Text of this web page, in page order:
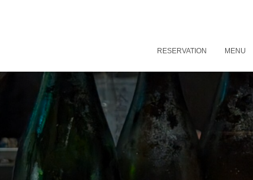
RESERVATION MENU